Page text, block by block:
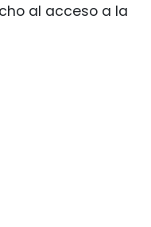
al acceso a la